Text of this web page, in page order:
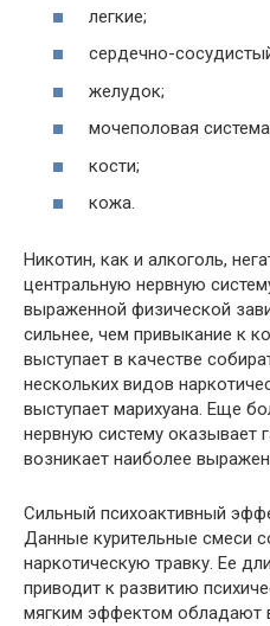
легкие;
сердечно-
желудок;
мочеполовая
кости;
кожа.
Никотин, как и алкоголь,
центральную нервную
выраженной физической
сильнее, чем привыкание к
выступает в качестве
нескольких видов
выступает марихуана. Еще
нервную систему оказывает
возникает наиболее
Сильный психоактивный
Данные курительные смеси
наркотическую травку. Ее
приводит к развитию
мягким эффектом обладают